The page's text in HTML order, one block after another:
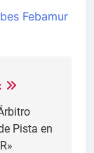
Febamur
Pista en